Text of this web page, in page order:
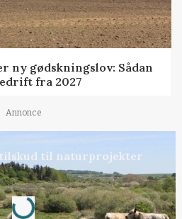
ny gødskningslov: Sådan
fra 2027
Annonce
tilskud til naturprojekter
Annonce
Loading...